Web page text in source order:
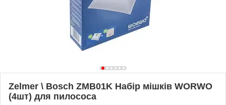
Zelmer \ Bosch ZMB01K Набір мішків WORWO
(4шт) для пилососа